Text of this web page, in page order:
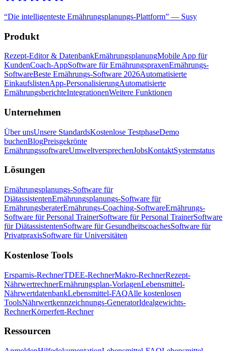
“Die intelligenteste Ernährungsplanungs-Plattform” — Susy
Produkt
Rezept-Editor & DatenbankErnährungsplanungMobile App für
KundenCoach-AppSoftware für ErnährungspraxenErnährungs-
SoftwareBeste Ernährungs-Software 2026Automatisierte
EinkaufslistenApp-PersonalisierungAutomatisierte
ErnährungsberichteIntegrationenWeitere Funktionen
Unternehmen
Über unsUnsere StandardsKostenlose TestphaseDemo
buchenBlogPreisgekrönte
ErnährungssoftwareUmweltversprechenJobsKontaktSystemstatus
Lösungen
Ernährungsplanungs-Software für
DiätassistentenErnährungsplanungs-Software für
ErnährungsberaterErnährungs-Coaching-SoftwareErnährungs-
Software für Personal TrainerSoftware für Personal TrainerSoftware
für DiätassistentenSoftware für GesundheitscoachesSoftware für
PrivatpraxisSoftware für Universitäten
Kostenlose Tools
Ersparnis-RechnerTDEE-RechnerMakro-RechnerRezept-
NährwertrechnerErnährungsplan-VorlagenLebensmittel-
NährwertdatenbankLebensmittel-FAQAlle kostenlosen
ToolsNährwertkennzeichnungs-GeneratorIdealgewichts-
RechnerKörperfett-Rechner
Ressourcen